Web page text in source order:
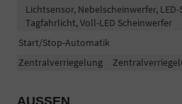
Lichtsensor, Nebelscheinwerfer, LED-
Tagfahrlicht, Voll-LED Scheinwerfer
Start/Stop-Automatik
Zentralverriegelung
AUSSEN